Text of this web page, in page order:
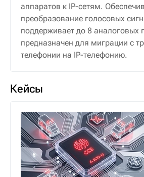
аппаратов к IP-сетям.
преобразование голосовых
поддерживает до 8 аналоговых
предназначен для миграции с
телефонии на IP-телефонию.
Кейсы